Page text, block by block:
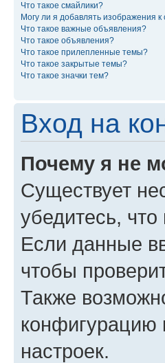
Что такое смайлики?
Могу ли я добавлять изображения
Что такое важные объявления?
Что такое объявления?
Что такое прилепленные темы?
Что такое закрытые темы?
Что такое значки тем?
Вход на
Почему я не
Существует
убедитесь,
Если данные
чтобы
Также
конфигурацию
настроек.